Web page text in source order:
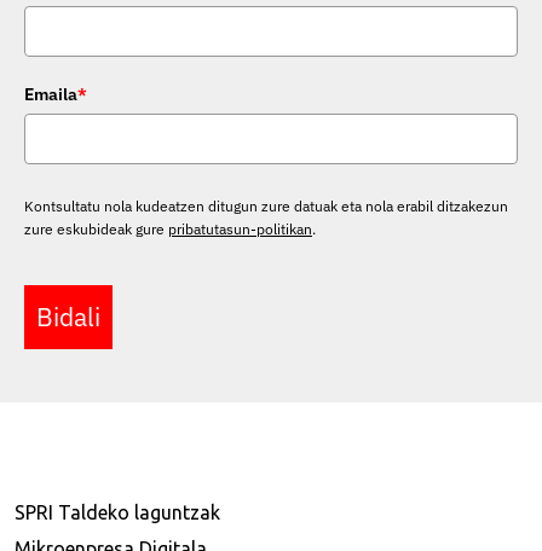
Emaila*
Kontsultatu nola kudeatzen ditugun zure datuak eta nola erabil ditzakezun
zure eskubideak gure pribatutasun-politikan.
Bidali
SPRI Taldeko laguntzak